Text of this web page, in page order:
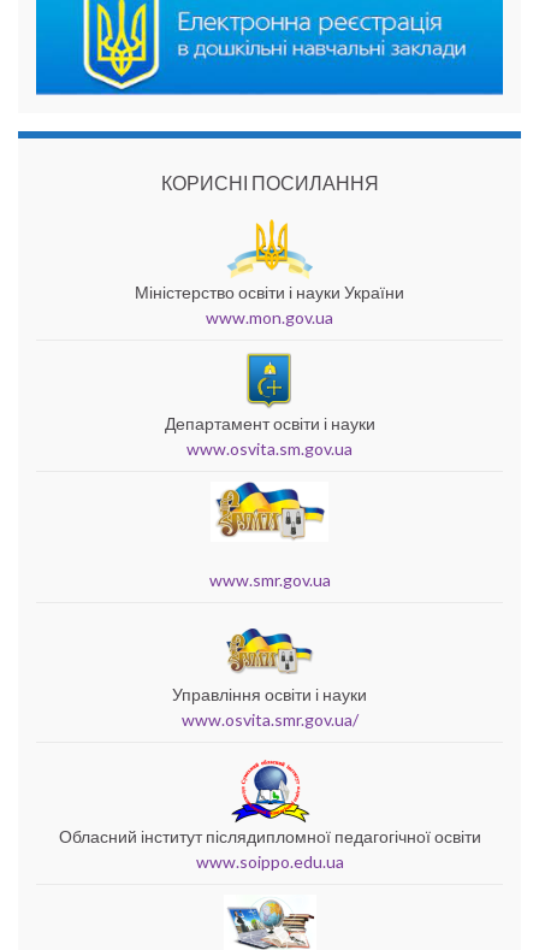
КОРИСНІ ПОСИЛАННЯ
Міністерство освіти і науки України
www.mon.gov.ua
Департамент освіти і науки
www.osvita.sm.gov.ua
www.smr.gov.ua
Управління освіти і науки
www.osvita.smr.gov.ua/
Обласний інститут післядипломної педагогічної освіти
www.soippo.edu.ua